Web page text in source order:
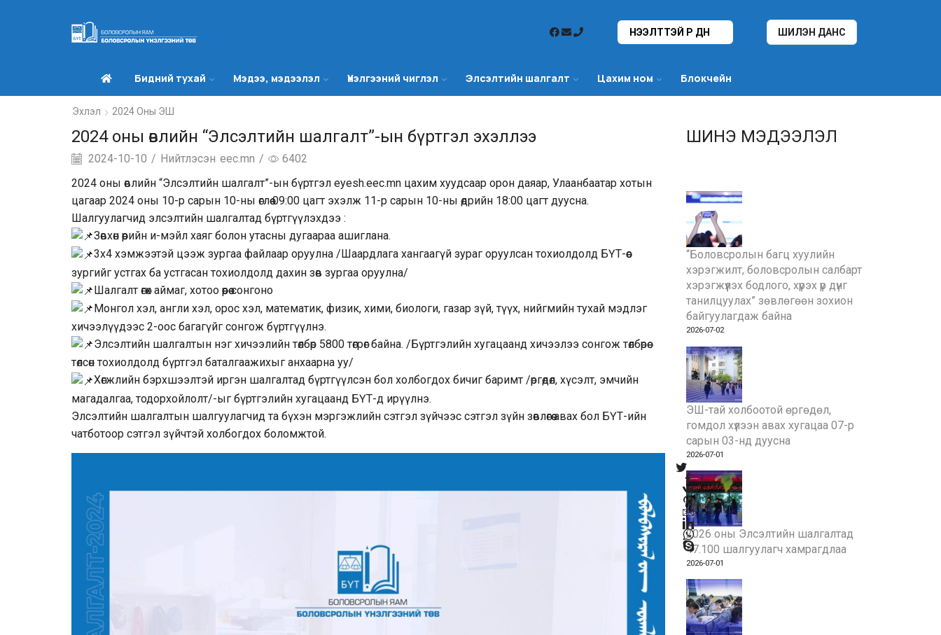
НЭЭЛТТЭЙ ҮР ДҮН ШИЛЭН ДАНС
Бидний тухай Мэдээ, мэдээлэл Үнэлгээний чиглэл Элсэлтийн шалгалт Цахим ном Блокчейн
Эхлэл 2024 Оны ЭШ
2024 оны өвлийн “Элсэлтийн шалгалт”-ын бүртгэл эхэллээ
2024-10-10 / Нийтлэсэн eec.mn /
6402
2024 оны өвлийн “Элсэлтийн шалгалт”-ын бүртгэл eyesh.eec.mn цахим хуудсаар орон даяар, Улаанбаатар хотын
цагаар 2024 оны 10-р сарын 10-ны өглөө 09:00 цагт эхэлж 11-р сарын 10-ны өдрийн 18:00 цагт дуусна.
Шалгуулагчид элсэлтийн шалгалтад бүртгүүлэхдээ :
Зөвхөн өөрийн и-мэйл хаяг болон утасны дугаараа ашиглана.
3х4 хэмжээтэй цээж зургаа файлаар оруулна /Шаардлага хангаагүй зураг оруулсан тохиолдолд БҮТ-өөс
зургийг устгах ба устгасан тохиолдолд дахин зөв зургаа оруулна/
Шалгалт өгөх аймаг, хотоо өөрөө сонгоно
Монгол хэл, англи хэл, орос хэл, математик, физик, хими, биологи, газар зүй, түүх, нийгмийн тухай мэдлэг
хичээлүүдээс 2-оос багагүйг сонгож бүртгүүлнэ.
Элсэлтийн шалгалтын нэг хичээлийн төлбөр 5800 төгрөг байна. /Бүртгэлийн хугацаанд хичээлээ сонгож төлбөрөө
төлсөн тохиолдолд бүртгэл баталгаажихыг анхаарна уу/
Хөгжлийн бэрхшээлтэй иргэн шалгалтад бүртгүүлсэн бол холбогдох бичиг баримт /өргөдөл, хүсэлт, эмчийн
магадалгаа, тодорхойлолт/-ыг бүртгэлийн хугацаанд БҮТ-д ирүүлнэ.
Элсэлтийн шалгалтын шалгуулагчид та бүхэн мэргэжлийн сэтгэл зүйчээс сэтгэл зүйн зөвлөгөө авах бол БҮТ-ийн
чатботоор сэтгэл зүйчтэй холбогдох боломжтой.
ШИНЭ МЭДЭЭЛЭЛ
“Боловсролын багц хуулийн
хэрэгжилт, боловсролын салбарт
хэрэгжүүлэх бодлого, хүрэх үр дүнг
танилцуулах” зөвлөгөөн зохион
байгуулагдаж байна
2026-07-02
ЭШ-тай холбоотой өргөдөл,
гомдол хүлээн авах хугацаа 07-р
сарын 03-нд дуусна
2026-07-01
2026 оны Элсэлтийн шалгалтад
47.100 шалгуулагч хамрагдлаа
2026-07-01